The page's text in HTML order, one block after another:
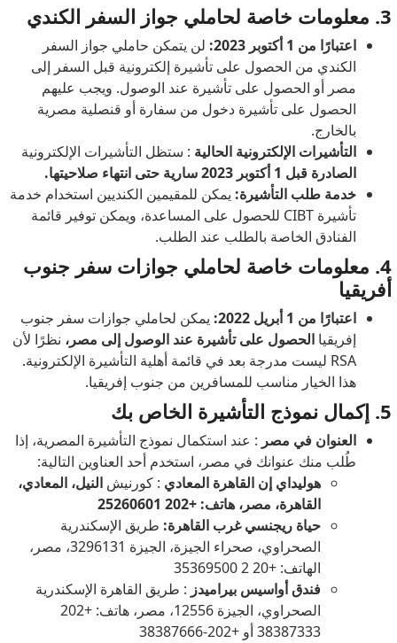
3. معلومات خاصة لحاملي جواز السفر الكندي
اعتبارًا من 1 أكتوبر 2023:
لن يتمكن حاملي جواز السفر
الكندي من الحصول على تأشيرة إلكترونية قبل السفر إلى
مصر أو الحصول على تأشيرة عند الوصول. ويجب عليهم
الحصول على تأشيرة دخول من سفارة أو قنصلية مصرية
بالخارج.
التأشيرات الإلكترونية الحالية : ستظل التأشيرات الإلكترونية
الصادرة قبل 1 أكتوبر 2023 سارية حتى انتهاء صلاحيتها.
خدمة طلب التأشيرة: يمكن للمقيمين الكنديين استخدام خدمة
تأشيرة CIBT للحصول على المساعدة، ويمكن توفير قائمة
الفنادق الخاصة بالطلب عند الطلب.
4. معلومات خاصة لحاملي جوازات سفر جنوب
أفريقيا
اعتبارًا من 1 أبريل 2022:
يمكن لحاملي جوازات سفر جنوب
إفريقيا الحصول على تأشيرة عند الوصول إلى مصر، نظرًا لأن
RSA ليست مدرجة بعد في قائمة أهلية التأشيرة الإلكترونية.
هذا الخيار مناسب للمسافرين من جنوب إفريقيا.
5. إكمال نموذج التأشيرة الخاص بك
العنوان في مصر : عند استكمال نموذج التأشيرة المصرية، إذا
طُلب منك عنوانك في مصر، استخدم أحد العناوين التالية:
هوليداي إن القاهرة المعادي : كورنيش النيل، المعادي،
القاهرة، مصر، هاتف: +202 25260601
حياة ريجنسي غرب القاهرة: طريق الإسكندرية
الصحراوي، صحراء الجيزة، الجيزة 3296131، مصر،
الهاتف: +20 2 35369500
فندق أواسيس بيراميدز : طريق القاهرة الإسكندرية
الصحراوي، الجيزة 12556، مصر، هاتف: +202
38387333 أو +202-38387666